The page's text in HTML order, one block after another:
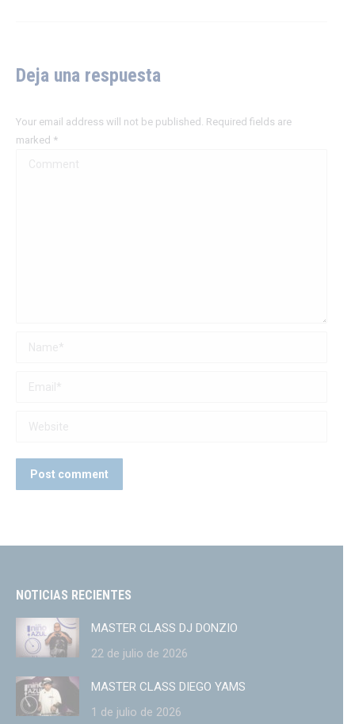
Deja una respuesta
Your email address will not be published. Required fields are
marked *
Post comment
NOTICIAS RECIENTES
MASTER CLASS DJ DONZIO
22 de julio de 2026
MASTER CLASS DIEGO YAMS
1 de julio de 2026